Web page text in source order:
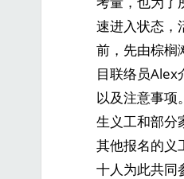
速进入状态，
前，先由棕榈
目联络员Alex
以及注意事项
生义工和部分
其他报名的义
十人为此共同